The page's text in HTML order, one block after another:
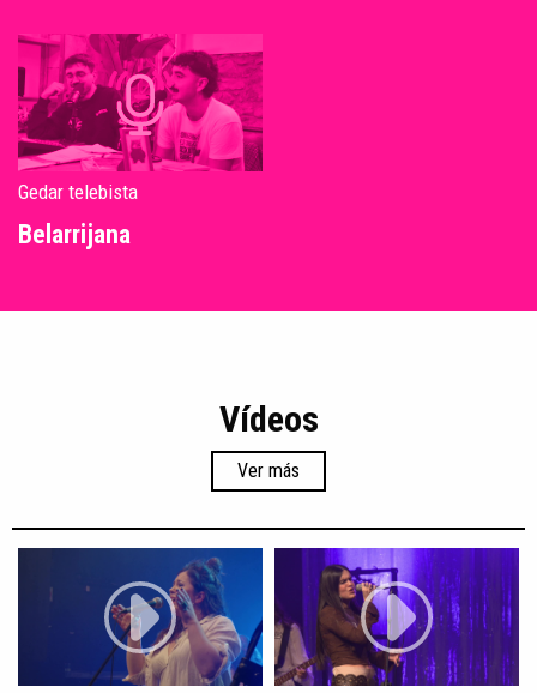
Gedar telebista
Belarrijana
Vídeos
Ver más